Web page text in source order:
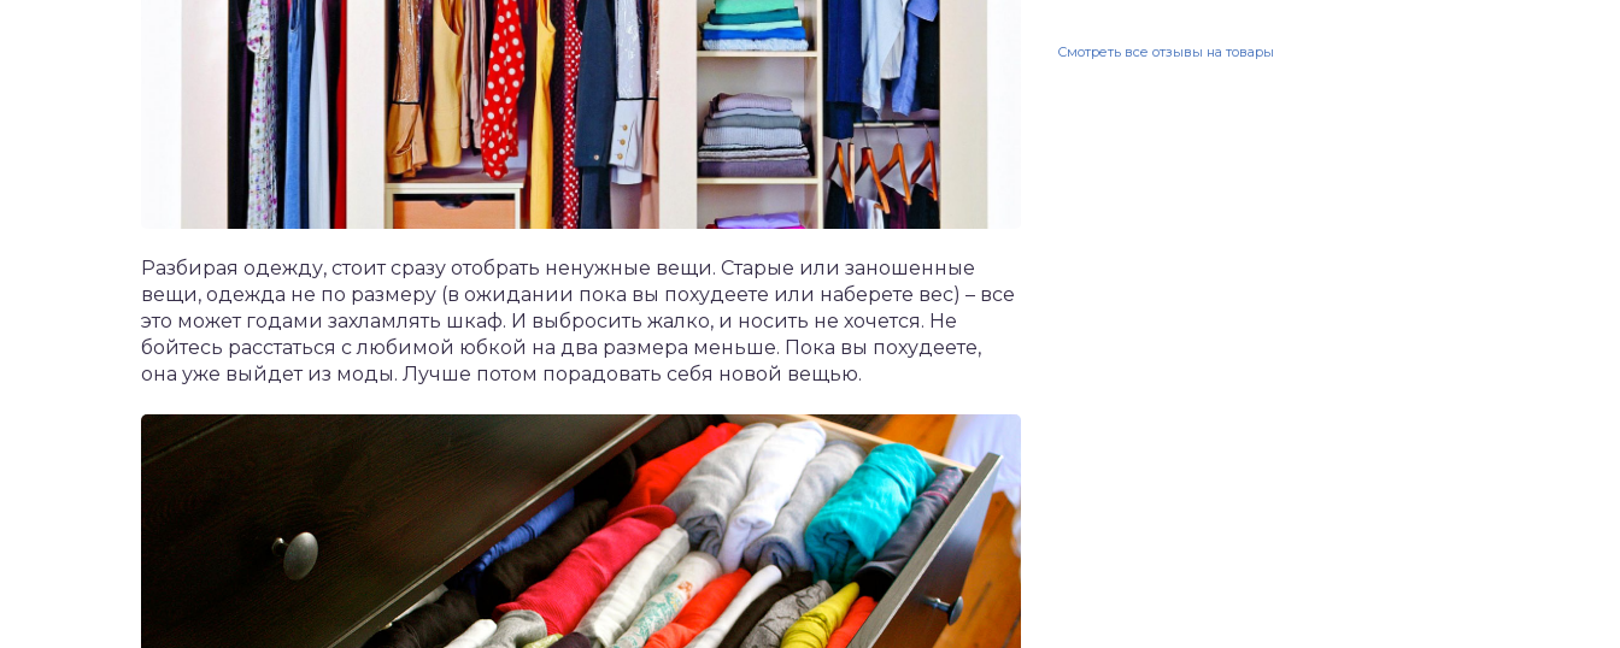
Разбирая одежду, стоит сразу отобрать ненужные вещи. Старые или заношенные
вещи, одежда не по размеру (в ожидании пока вы похудеете или наберете вес) – все
это может годами захламлять шкаф. И выбросить жалко, и носить не хочется. Не
бойтесь расстаться с любимой юбкой на два размера меньше. Пока вы похудеете,
она уже выйдет из моды. Лучше потом порадовать себя новой вещью.
Смотреть все отзывы на товары